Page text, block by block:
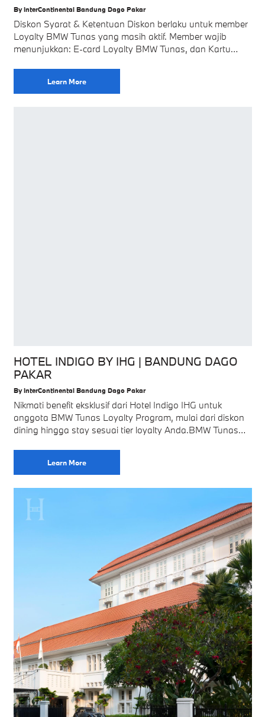
By InterContinental Bandung Dago Pakar
Diskon Syarat & Ketentuan Diskon berlaku untuk member
Loyalty BMW Tunas yang masih aktif. Member wajib
menunjukkan: E-card Loyalty BMW Tunas, dan Kartu
Learn More
HOTEL INDIGO BY IHG | BANDUNG DAGO
PAKAR
By InterContinental Bandung Dago Pakar
Nikmati benefit eksklusif dari Hotel Indigo IHG untuk
anggota BMW Tunas Loyalty Program, mulai dari diskon
dining hingga stay sesuai tier loyalty Anda.BMW Tunas
Learn More